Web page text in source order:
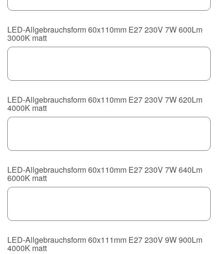
LED-Allgebrauchsform 60x110mm E27 230V 7W 600Lm
3000K matt
LED-Allgebrauchsform 60x110mm E27 230V 7W 620Lm
4000K matt
LED-Allgebrauchsform 60x110mm E27 230V 7W 640Lm
6000K matt
LED-Allgebrauchsform 60x111mm E27 230V 9W 900Lm
4000K matt